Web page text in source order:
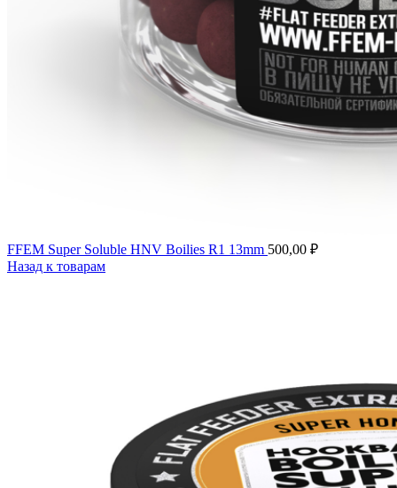
FFEM Super Soluble HNV Boilies R1 13mm 500,00 ₽
Назад к товарам